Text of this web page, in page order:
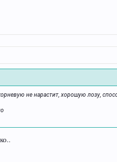
не нарастит, хорошую лозу,